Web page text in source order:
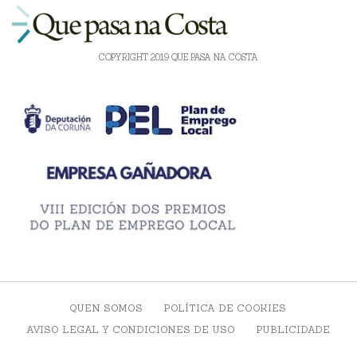
COPYRIGHT 2019 QUE PASA NA COSTA
QUEN SOMOS
POLÍTICA DE COOKIES
AVISO LEGAL Y CONDICIONES DE USO
PUBLICIDADE